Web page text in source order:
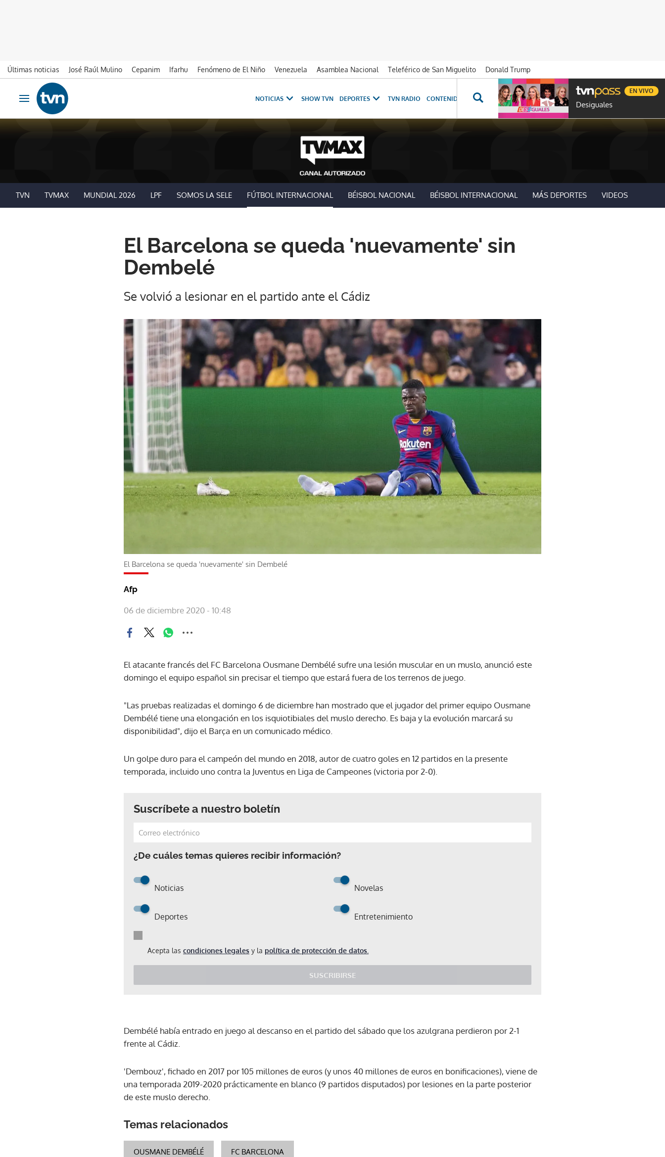
Últimas noticias José Raúl Mulino Cepanim Ifarhu Fenómeno de El Niño Venezuela Asamblea Nacional Teleférico de San Miguelito
Donald Trump
Ir al contenido
Obrir navegació
NOTICIAS SHOW TVN DEPORTES TVN RADIO CONTENIDOS ESPECIALES NOVELAS PROGRAMAS GENTE TVN
Desiguales
EN VIVO
TVN TVMAX MUNDIAL 2026 LPF SOMOS LA SELE FÚTBOL INTERNACIONAL BÉISBOL NACIONAL BÉISBOL INTERNACIONAL MÁS DEPORTES VIDEOS
El Barcelona se queda 'nuevamente' sin
Dembelé
Se volvió a lesionar en el partido ante el Cádiz
El Barcelona se queda 'nuevamente' sin Dembelé
Afp
06 de diciembre 2020 - 10:48
El atacante francés del FC Barcelona Ousmane Dembélé sufre una lesión muscular en un muslo, anunció este
domingo el equipo español sin precisar el tiempo que estará fuera de los terrenos de juego.
"Las pruebas realizadas el domingo 6 de diciembre han mostrado que el jugador del primer equipo Ousmane
Dembélé tiene una elongación en los isquiotibiales del muslo derecho. Es baja y la evolución marcará su
disponibilidad", dijo el Barça en un comunicado médico.
Un golpe duro para el campeón del mundo en 2018, autor de cuatro goles en 12 partidos en la presente
temporada, incluido uno contra la Juventus en Liga de Campeones (victoria por 2-0).
Suscríbete a nuestro boletín
¿De cuáles temas quieres recibir información?
Noticias Novelas
Deportes Entretenimiento
Acepta las condiciones legales y la política de protección de datos.
SUSCRIBIRSE
Dembélé había entrado en juego al descanso en el partido del sábado que los azulgrana perdieron por 2-1
frente al Cádiz.
'Dembouz', fichado en 2017 por 105 millones de euros (y unos 40 millones de euros en bonificaciones), viene de
una temporada 2019-2020 prácticamente en blanco (9 partidos disputados) por lesiones en la parte posterior
de este muslo derecho.
Temas relacionados
OUSMANE DEMBÉLÉ FC BARCELONA